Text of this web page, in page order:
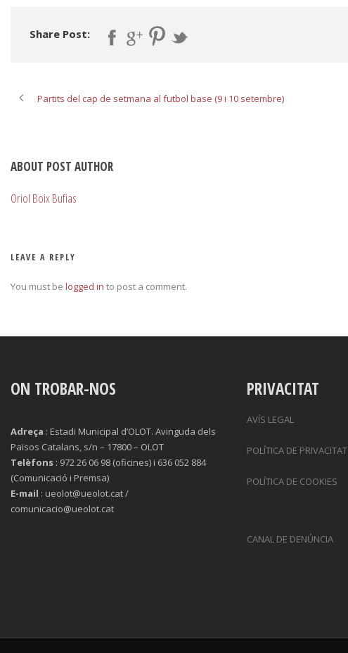
Share Post:
Partits del cap de setmana al futbol base (9 i 10 setembre)
ABOUT POST AUTHOR
Oriol Boix Bufias
LEAVE A REPLY
You must be logged in to post a comment.
ON TROBAR-NOS
Adreça : Estadi Municipal d’OLOT. Avinguda dels
Països Catalans, s/n – 17800 – OLOT
Telèfons : 972 26 06 98 (oficines) i 636 052 884
(Comunicació i Premsa)
E-mail : ueolot@ueolot.cat /
comunicacio@ueolot.cat
PRIVACITAT
AVÍS LEGAL
POLÍTICA DE PRIVACITAT
POLÍTICA DE COOKIES
CANAL DE DENÚNCIA